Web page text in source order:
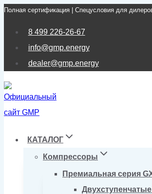
Перейти
Полная сертификация | Спецусловия для
8 499 226-26-67
info@gmp.energy
dealer@gmp.energy
КАТАЛОГ
Компрессоры
Премиальная серия